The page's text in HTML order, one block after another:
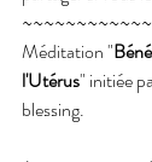
~~~~~~~~~~~~
Méditation "
l'Utérus" initiée
blessing.